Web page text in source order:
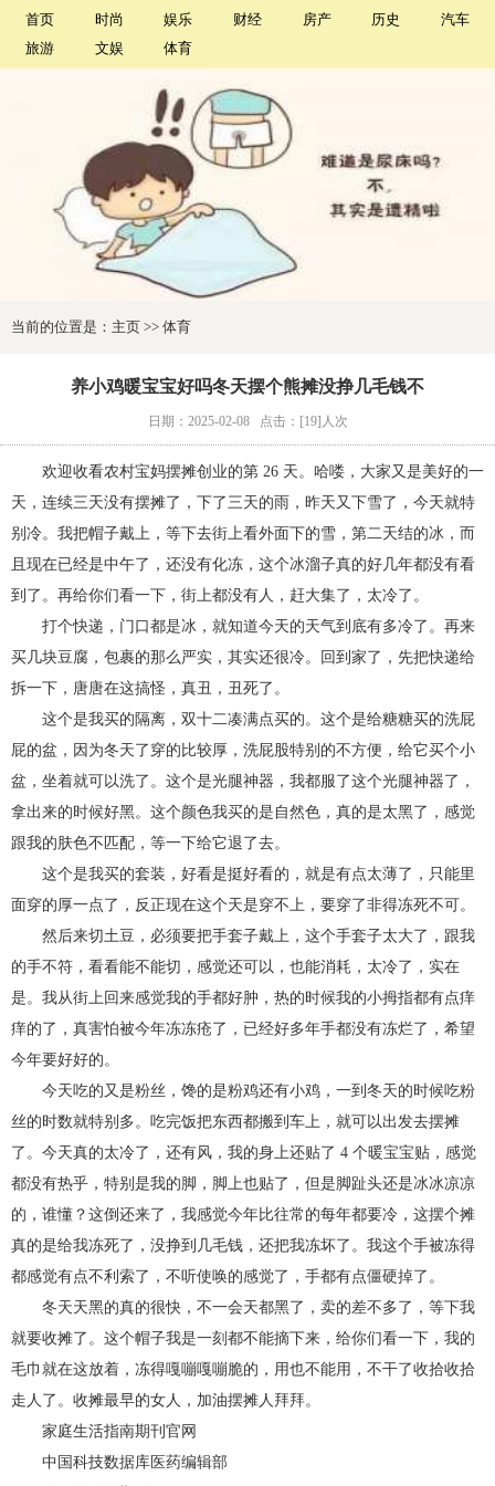
首页 时尚 娱乐 财经 房产 历史
汽车
旅游
文娱 体育
当前的位置是： 主页 >> 体育
养小鸡暖宝宝好吗冬天摆个熊摊没挣几毛钱不
日期：2025-02-08 点击：[19]人次
欢迎收看农村宝妈摆摊创业的第 26 天。哈喽，大家又是美好的一
天，连续三天没有摆摊了，下了三天的雨，昨天又下雪了，今天就特
别冷。我把帽子戴上，等下去街上看外面下的雪，第二天结的冰，而
且现在已经是中午了，还没有化冻，这个冰溜子真的好几年都没有看
到了。再给你们看一下，街上都没有人，赶大集了，太冷了。
打个快递，门口都是冰，就知道今天的天气到底有多冷了。再来
买几块豆腐，包裹的那么严实，其实还很冷。回到家了，先把快递给
拆一下，唐唐在这搞怪，真丑，丑死了。
这个是我买的隔离，双十二凑满点买的。这个是给糖糖买的洗屁
屁的盆，因为冬天了穿的比较厚，洗屁股特别的不方便，给它买个小
盆，坐着就可以洗了。这个是光腿神器，我都服了这个光腿神器了，
拿出来的时候好黑。这个颜色我买的是自然色，真的是太黑了，感觉
跟我的肤色不匹配，等一下给它退了去。
这个是我买的套装，好看是挺好看的，就是有点太薄了，只能里
面穿的厚一点了，反正现在这个天是穿不上，要穿了非得冻死不可。
然后来切土豆，必须要把手套子戴上，这个手套子太大了，跟我
的手不符，看看能不能切，感觉还可以，也能消耗，太冷了，实在
是。我从街上回来感觉我的手都好肿，热的时候我的小拇指都有点痒
痒的了，真害怕被今年冻冻疮了，已经好多年手都没有冻烂了，希望
今年要好好的。
今天吃的又是粉丝，馋的是粉鸡还有小鸡，一到冬天的时候吃粉
丝的时数就特别多。吃完饭把东西都搬到车上，就可以出发去摆摊
了。今天真的太冷了，还有风，我的身上还贴了 4 个暖宝宝贴，感觉
都没有热乎，特别是我的脚，脚上也贴了，但是脚趾头还是冰冰凉凉
的，谁懂？这倒还来了，我感觉今年比往常的每年都要冷，这摆个摊
真的是给我冻死了，没挣到几毛钱，还把我冻坏了。我这个手被冻得
都感觉有点不利索了，不听使唤的感觉了，手都有点僵硬掉了。
冬天天黑的真的很快，不一会天都黑了，卖的差不多了，等下我
就要收摊了。这个帽子我是一刻都不能摘下来，给你们看一下，我的
毛巾就在这放着，冻得嘎嘣嘎嘣脆的，用也不能用，不干了收拾收拾
走人了。收摊最早的女人，加油摆摊人拜拜。
家庭生活指南期刊官网
中国科技数据库医药编辑部